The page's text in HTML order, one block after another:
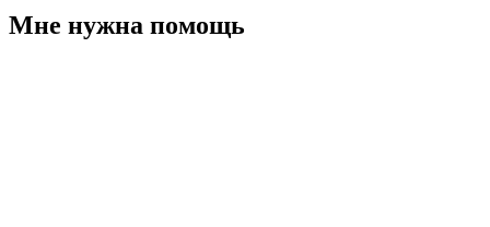
Мне нужна помощь